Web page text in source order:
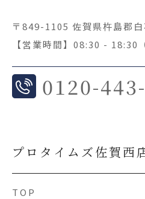
〒849-1105 佐賀県杵島郡
【営業時間】08:30 - 18:30
0120-
プロタイムズ佐賀西
TOP